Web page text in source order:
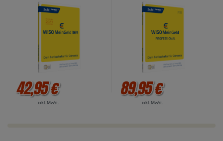
42,95 €
inkl. MwSt.
89,95 €
inkl. MwSt.